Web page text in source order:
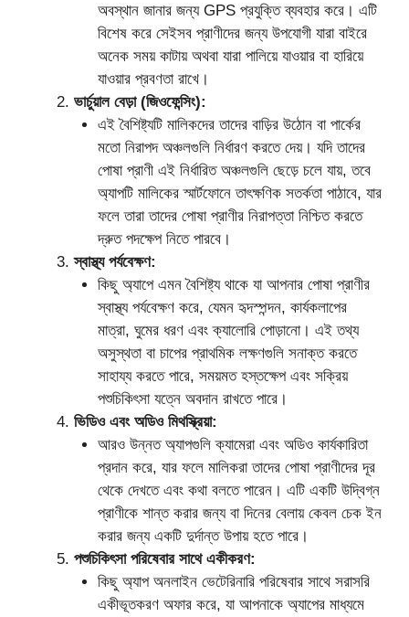
অবস্থান জানার জন্য GPS প্রযুক্তি ব্যবহার করে। এটি
বিশেষ করে সেইসব প্রাণীদের জন্য উপযোগী যারা বাইরে
অনেক সময় কাটায় অথবা যারা পালিয়ে যাওয়ার বা হারিয়ে
যাওয়ার প্রবণতা রাখে।
ভার্চুয়াল বেড়া (জিওফেন্সিং):
এই বৈশিষ্ট্যটি মালিকদের তাদের বাড়ির উঠোন বা পার্কের
মতো নিরাপদ অঞ্চলগুলি নির্ধারণ করতে দেয়। যদি তাদের
পোষা প্রাণী এই নির্ধারিত অঞ্চলগুলি ছেড়ে চলে যায়, তবে
অ্যাপটি মালিকের স্মার্টফোনে তাৎক্ষণিক সতর্কতা পাঠাবে, যার
ফলে তারা তাদের পোষা প্রাণীর নিরাপত্তা নিশ্চিত করতে
দ্রুত পদক্ষেপ নিতে পারবে।
স্বাস্থ্য পর্যবেক্ষণ:
কিছু অ্যাপে এমন বৈশিষ্ট্য থাকে যা আপনার পোষা প্রাণীর
স্বাস্থ্য পর্যবেক্ষণ করে, যেমন হৃদস্পন্দন, কার্যকলাপের
মাত্রা, ঘুমের ধরণ এবং ক্যালোরি পোড়ানো। এই তথ্য
অসুস্থতা বা চাপের প্রাথমিক লক্ষণগুলি সনাক্ত করতে
সাহায্য করতে পারে, সময়মত হস্তক্ষেপ এবং সক্রিয়
পশুচিকিৎসা যত্নে অবদান রাখতে পারে।
ভিডিও এবং অডিও মিথস্ক্রিয়া:
আরও উন্নত অ্যাপগুলি ক্যামেরা এবং অডিও কার্যকারিতা
প্রদান করে, যার ফলে মালিকরা তাদের পোষা প্রাণীদের দূর
থেকে দেখতে এবং কথা বলতে পারেন। এটি একটি উদ্বিগ্ন
প্রাণীকে শান্ত করার জন্য বা দিনের বেলায় কেবল চেক ইন
করার জন্য একটি দুর্দান্ত উপায় হতে পারে।
পশুচিকিৎসা পরিষেবার সাথে একীকরণ:
কিছু অ্যাপ অনলাইন ভেটেরিনারি পরিষেবার সাথে সরাসরি
একীভূতকরণ অফার করে, যা আপনাকে অ্যাপের মাধ্যমে